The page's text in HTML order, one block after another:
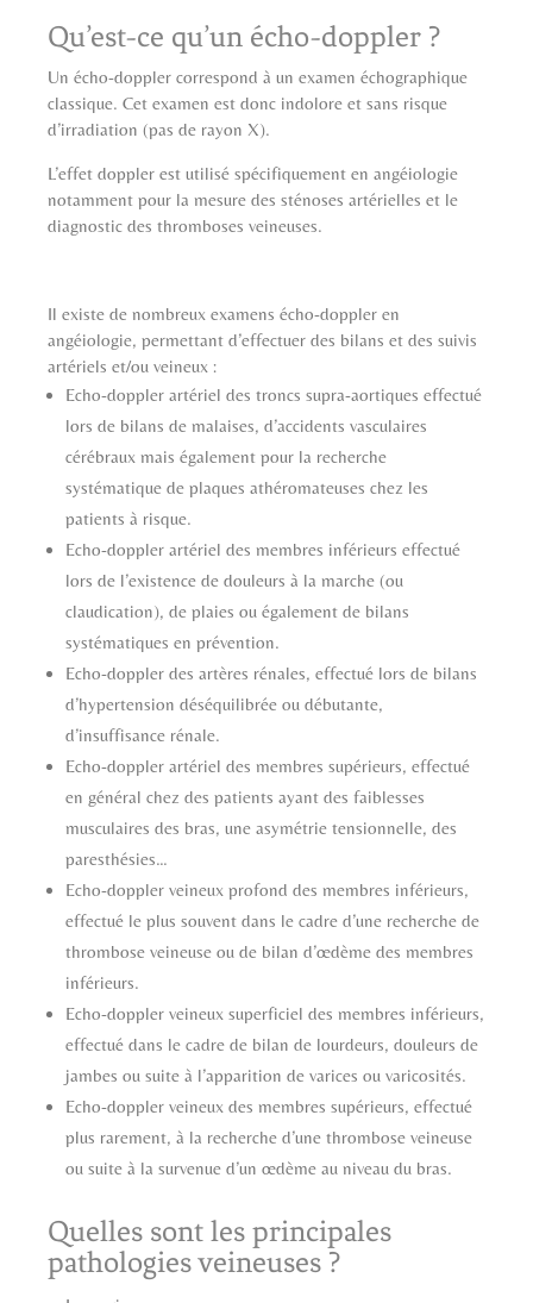
Qu’est-ce qu’un écho-doppler ?
Un écho-doppler correspond à un examen échographique
classique. Cet examen est donc indolore et sans risque
d’irradiation (pas de rayon X).
L’effet doppler est utilisé spécifiquement en angéiologie
notamment pour la mesure des sténoses artérielles et le
diagnostic des thromboses veineuses.
Il existe de nombreux examens écho-doppler en
angéiologie, permettant d’effectuer des bilans et des suivis
artériels et/ou veineux :
Echo-doppler artériel des troncs supra-aortiques effectué
lors de bilans de malaises, d’accidents vasculaires
cérébraux mais également pour la recherche
systématique de plaques athéromateuses chez les
patients à risque.
Echo-doppler artériel des membres inférieurs effectué
lors de l’existence de douleurs à la marche (ou
claudication), de plaies ou également de bilans
systématiques en prévention.
Echo-doppler des artères rénales, effectué lors de bilans
d’hypertension déséquilibrée ou débutante,
d’insuffisance rénale.
Echo-doppler artériel des membres supérieurs, effectué
en général chez des patients ayant des faiblesses
musculaires des bras, une asymétrie tensionnelle, des
paresthésies…
Echo-doppler veineux profond des membres inférieurs,
effectué le plus souvent dans le cadre d’une recherche de
thrombose veineuse ou de bilan d’œdème des membres
inférieurs.
Echo-doppler veineux superficiel des membres inférieurs,
effectué dans le cadre de bilan de lourdeurs, douleurs de
jambes ou suite à l’apparition de varices ou varicosités.
Echo-doppler veineux des membres supérieurs, effectué
plus rarement, à la recherche d’une thrombose veineuse
ou suite à la survenue d’un œdème au niveau du bras.
Quelles sont les principales
pathologies veineuses ?